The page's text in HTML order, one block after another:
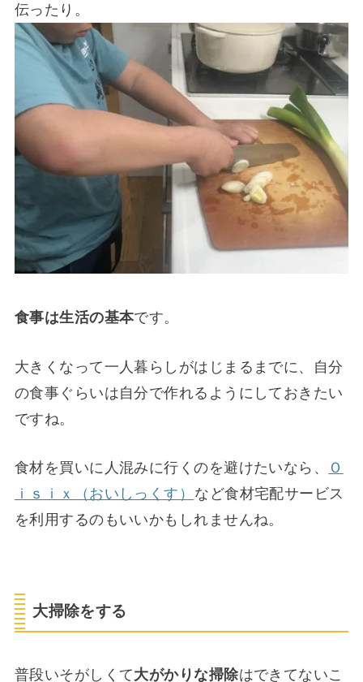
伝ったり。
食事は生活の基本です。
大きくなって一人暮らしがはじまるまでに、自分
の食事ぐらいは自分で作れるようにしておきたい
ですね。
食材を買いに人混みに行くのを避けたいなら、
Ｏ
ｉｓｉｘ（おいしっくす） など食材宅配サービス
を利用するのもいいかもしれませんね。
大掃除をする
普段いそがしくて大がかりな掃除はできてないこ